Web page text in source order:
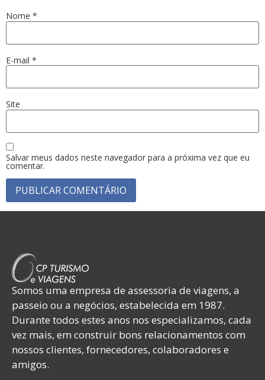
Nome *
E-mail *
Site
Salvar meus dados neste navegador para a próxima vez que eu
comentar.
Somos uma empresa de assessoria de viagens, a
passeio ou a negócios, estabelecida em 1987.
Durante todos estes anos nos especializamos, cada
vez mais, em construir bons relacionamentos com
nossos clientes, fornecedores, colaboradores e
amigos.